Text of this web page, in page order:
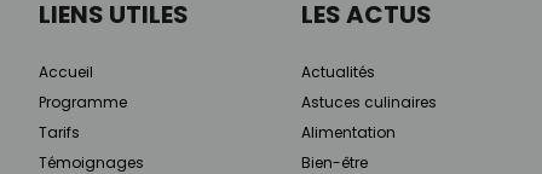
LIENS UTILES
Accueil
Programme
Tarifs
Témoignages
LES ACTUS
Actualités
Astuces culinaires
Alimentation
Bien-être